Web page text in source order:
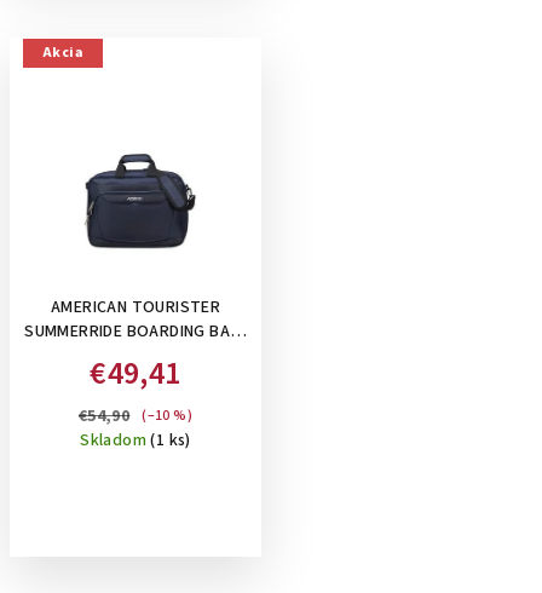
Akcia
AMERICAN TOURISTER
SUMMERRIDE BOARDING BAG,
SEDADLO 3V1: NAVY
€49,41
€54,90 (–10 %)
Skladom(1 ks)